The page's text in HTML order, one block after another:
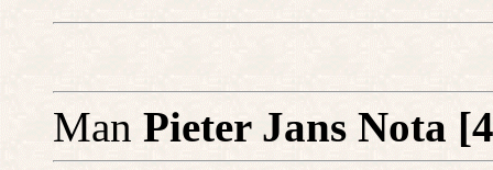
Man Pieter Jans Nota